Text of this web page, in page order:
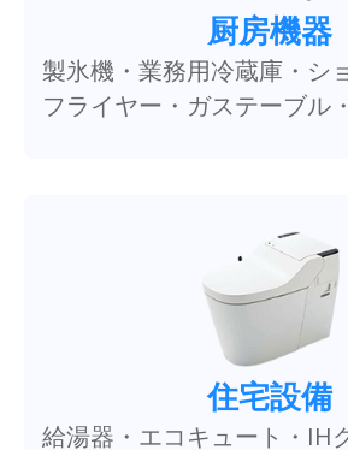
厨房機器
製氷機・業務用冷蔵庫・シ
フライヤー・ガステーブル
住宅設備
給湯器・エコキュート・IH